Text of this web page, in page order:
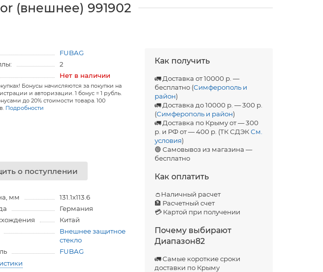
(внешнее) 991902
FUBAG
2
Нет в наличии
Бонусы начисляются за покупки на
и авторизации. 1 бонус = 1 рубль.
до 20% стоимости товара. 100
Подробности
о поступлении
мм
131.1х113.6
Германия
Китай
Внешнее защитное
стекло
FUBAG
Как получить
🚛 Доставка от 10000 р. —
бесплатно (Симферополь и
район)
🚛 Доставка до 10000 р. — 300 р.
(Симферополь и район)
🚛 Доставка по Крыму от — 300
р. и РФ от — 400 р. (ТК СДЭКСм.
условия)
🟢 Самовывоз из магазина —
бесплатно
Как оплатить
👛Наличный расчет
🏦 Расчетный счет
💳 Картой при получении
Почему выбирают
Диапазон82
🚛 Самые короткие сроки
доставки по Крыму